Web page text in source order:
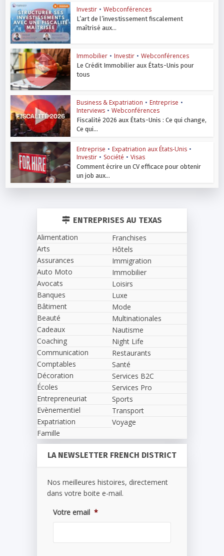
Investir • Webconférences
L’art de l’investissement fiscalement
maîtrisé aux...
Immobilier • Investir • Webconférences
Le Crédit Immobilier aux États-Unis pour
tous
Business & Expatriation • Entreprise •
Interviews • Webconférences
Fiscalité 2026 aux États-Unis : Ce qui change,
Ce qui...
Entreprise • Expatriation aux États-Unis •
Investir • Société • Visas
Comment écrire un CV efficace pour obtenir
un job aux...
ENTREPRISES AU TEXAS
Alimentation
Arts
Assurances
Auto Moto
Avocats
Banques
Bâtiment
Beauté
Cadeaux
Coaching
Communication
Comptables
Décoration
Écoles
Entrepreneuriat
Evènementiel
Expatriation
Famille
Franchises
Hôtels
Immigration
Immobilier
Loisirs
Luxe
Mode
Multinationales
Nautisme
Night Life
Restaurants
Santé
Services B2C
Services Pro
Sports
Transport
Voyage
LA NEWSLETTER FRENCH DISTRICT
Nos meilleures histoires, directement
dans votre boite e-mail.
Votre email *